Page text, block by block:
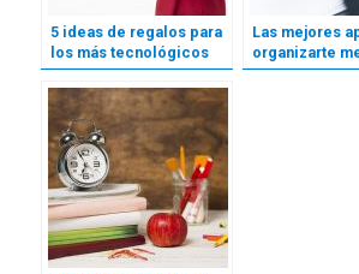
5 ideas de regalos para
los más tecnológicos
Las mejores
organizarte